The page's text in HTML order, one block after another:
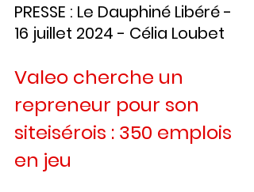
PRESSE : Le Dauphiné Libéré -
16 juillet 2024 - Célia Loubet
Valeo cherche un
repreneur pour son
siteisérois : 350 emplois
en jeu